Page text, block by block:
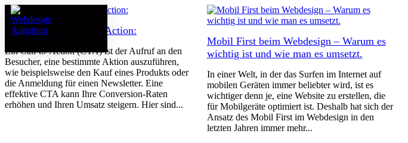
Die Macht des Call-to-Action:
Ein Call-to-Action (CTA) ist der Aufruf an den
Besucher, eine bestimmte Aktion auszuführen,
wie beispielsweise den Kauf eines Produkts oder
die Anmeldung für einen Newsletter. Eine
effektive CTA kann Ihre Conversion-Raten
erhöhen und Ihren Umsatz steigern. Hier sind...
Mobil First beim Webdesign – Warum es
wichtig ist und wie man es umsetzt.
In einer Welt, in der das Surfen im Internet auf
mobilen Geräten immer beliebter wird, ist es
wichtiger denn je, eine Website zu erstellen, die
für Mobilgeräte optimiert ist. Deshalb hat sich der
Ansatz des Mobil First im Webdesign in den
letzten Jahren immer mehr...